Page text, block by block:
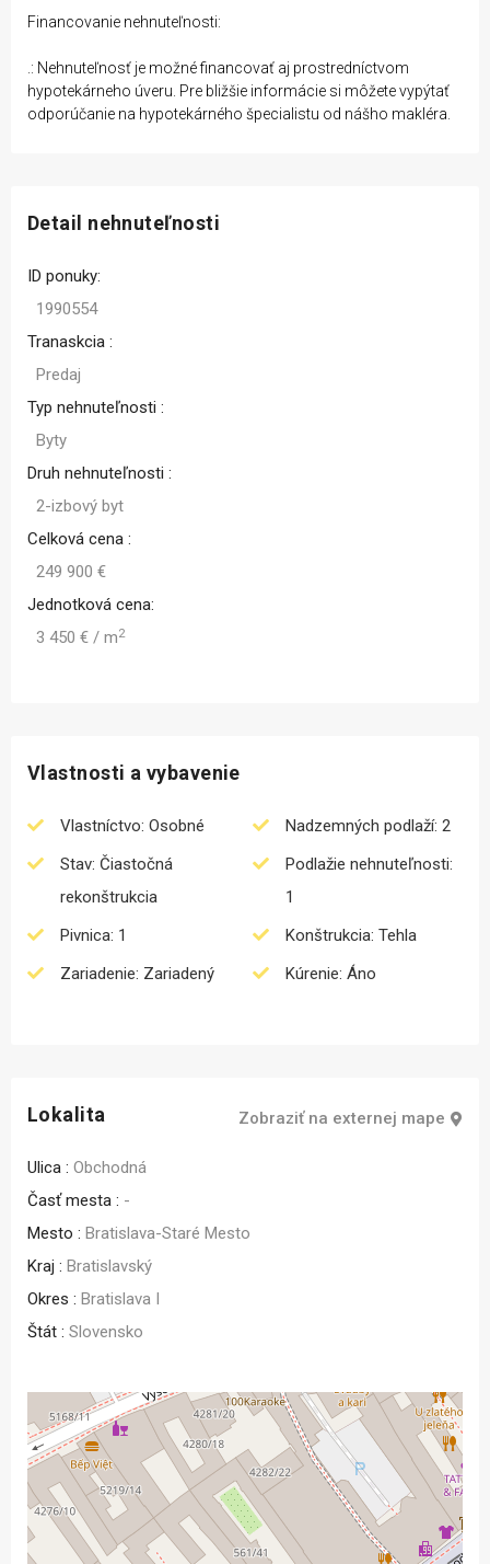
Financovanie nehnuteľnosti:
.: Nehnuteľnosť je možné financovať aj prostredníctvom
hypotekárneho úveru. Pre bližšie informácie si môžete vypýtať
odporúčanie na hypotekárného špecialistu od nášho makléra.
Detail nehnuteľnosti
ID ponuky:
1990554
Tranaskcia :
Predaj
Typ nehnuteľnosti :
Byty
Druh nehnuteľnosti :
2-izbový byt
Celková cena :
249 900 €
Jednotková cena:
3 450 € / m2
Vlastnosti a vybavenie
Vlastníctvo: Osobné
Stav: Čiastočná
rekonštrukcia
Pivnica: 1
Zariadenie: Zariadený
Nadzemných podlaží: 2
Podlažie nehnuteľnosti:
1
Konštrukcia: Tehla
Kúrenie: Áno
Lokalita Zobraziť na externej mape
Ulica : Obchodná
Časť mesta : -
Mesto : Bratislava-Staré Mesto
Kraj : Bratislavský
Okres : Bratislava I
Štát : Slovensko